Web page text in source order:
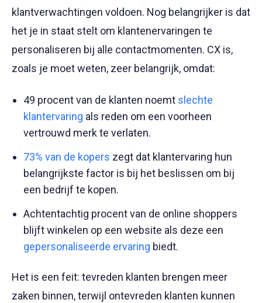
klantverwachtingen voldoen. Nog belangrijker is dat
het je in staat stelt om klantenervaringen te
personaliseren bij alle contactmomenten. CX is,
zoals je moet weten, zeer belangrijk, omdat:
49 procent van de klanten noemt slechte
klantervaring als reden om een voorheen
vertrouwd merk te verlaten.
73% van de kopers zegt dat klantervaring hun
belangrijkste factor is bij het beslissen om bij
een bedrijf te kopen.
Achtentachtig procent van de online shoppers
blijft winkelen op een website als deze een
gepersonaliseerde ervaring biedt.
Het is een feit: tevreden klanten brengen meer
zaken binnen, terwijl ontevreden klanten kunnen